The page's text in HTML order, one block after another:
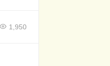
1,950